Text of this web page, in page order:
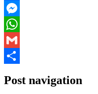
Facebook
Messenger
WhatsApp
Gmail
Post navigation